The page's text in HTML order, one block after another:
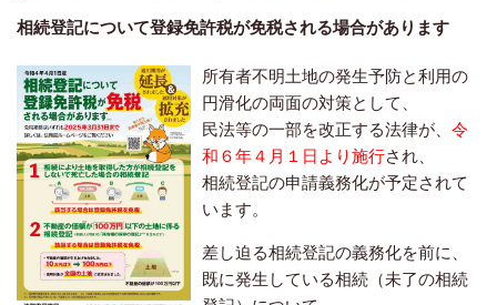
相続登記について登録免許税が免税される場合があります
所有者不明土地の発生予防と利用の
円滑化の両面の対策として、
民法等の一部を改正する法律が、令
和６年４月１日より施行され、
相続登記の申請義務化が予定されて
います。
差し迫る相続登記の義務化を前に、
既に発生している相続（未了の相続